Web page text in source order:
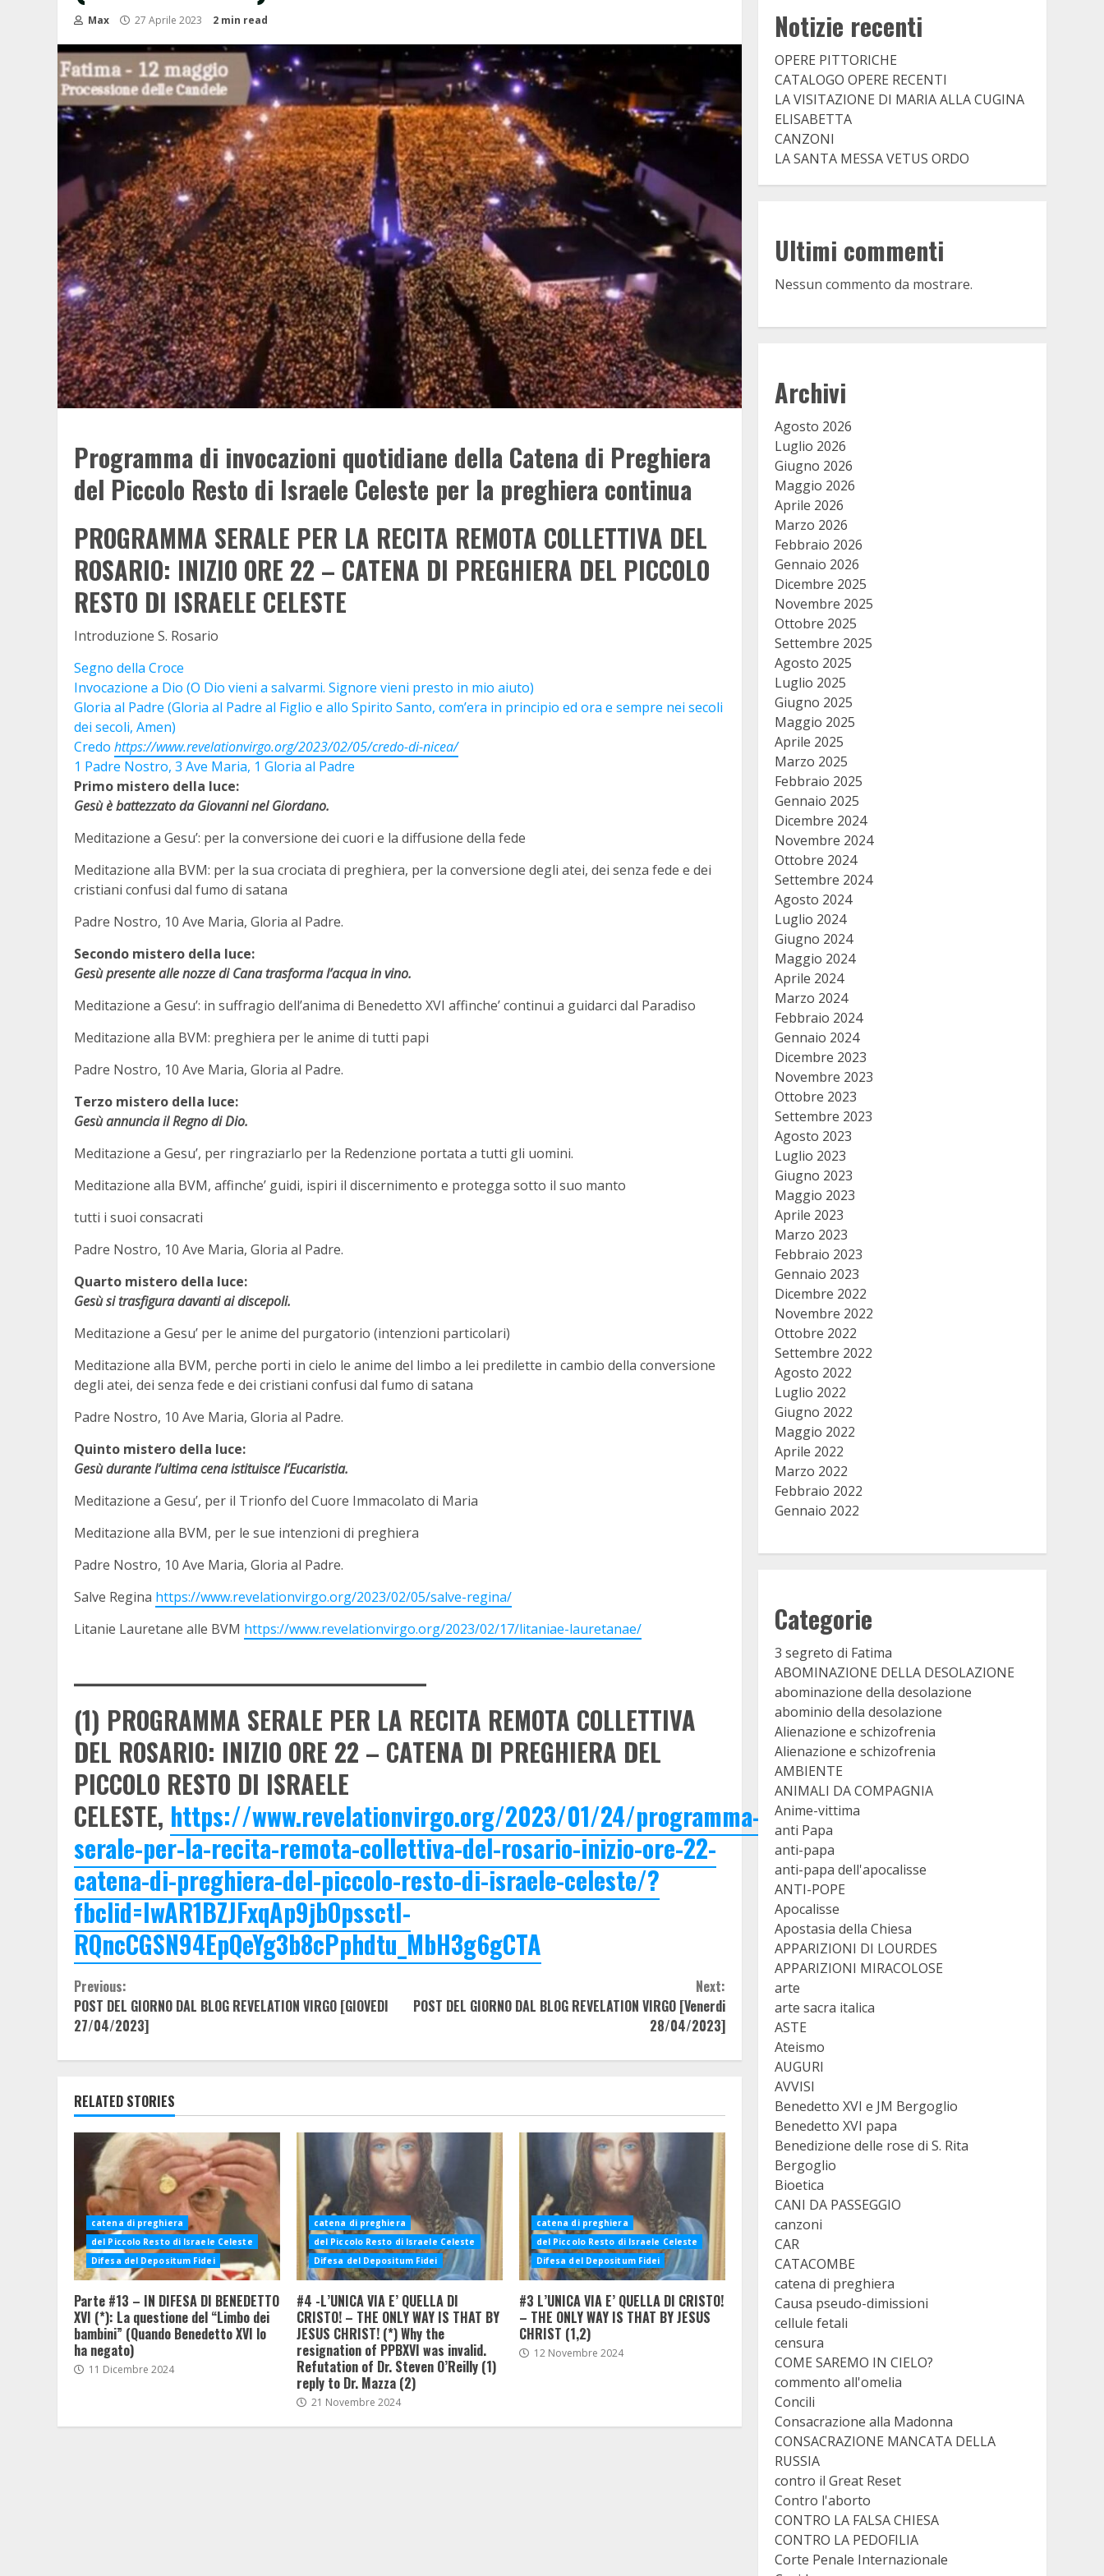
Max 27 Aprile 2023 2 min read
Programma di invocazioni quotidiane della Catena di Preghiera
del Piccolo Resto di Israele Celeste per la preghiera continua
PROGRAMMA SERALE PER LA RECITA REMOTA COLLETTIVA DEL
ROSARIO: INIZIO ORE 22 – CATENA DI PREGHIERA DEL PICCOLO
RESTO DI ISRAELE CELESTE
Introduzione S. Rosario
Segno della Croce
Invocazione a Dio (O Dio vieni a salvarmi. Signore vieni presto in mio aiuto)
Gloria al Padre (Gloria al Padre al Figlio e allo Spirito Santo, com’era in principio ed ora e sempre nei secoli
dei secoli, Amen)
Credo https://www.revelationvirgo.org/2023/02/05/credo-di-nicea/
1 Padre Nostro, 3 Ave Maria, 1 Gloria al Padre
Primo mistero della luce:
Gesù è battezzato da Giovanni nel Giordano.
Meditazione a Gesu’: per la conversione dei cuori e la diffusione della fede
Meditazione alla BVM: per la sua crociata di preghiera, per la conversione degli atei, dei senza fede e dei
cristiani confusi dal fumo di satana
Padre Nostro, 10 Ave Maria, Gloria al Padre.
Secondo mistero della luce:
Gesù presente alle nozze di Cana trasforma l’acqua in vino.
Meditazione a Gesu’: in suffragio dell’anima di Benedetto XVI affinche’ continui a guidarci dal Paradiso
Meditazione alla BVM: preghiera per le anime di tutti papi
Padre Nostro, 10 Ave Maria, Gloria al Padre.
Terzo mistero della luce:
Gesù annuncia il Regno di Dio.
Meditazione a Gesu’, per ringraziarlo per la Redenzione portata a tutti gli uomini.
Meditazione alla BVM, affinche’ guidi, ispiri il discernimento e protegga sotto il suo manto
tutti i suoi consacrati
Padre Nostro, 10 Ave Maria, Gloria al Padre.
Quarto mistero della luce:
Gesù si trasfigura davanti ai discepoli.
Meditazione a Gesu’ per le anime del purgatorio (intenzioni particolari)
Meditazione alla BVM, perche porti in cielo le anime del limbo a lei predilette in cambio della conversione
degli atei, dei senza fede e dei cristiani confusi dal fumo di satana
Padre Nostro, 10 Ave Maria, Gloria al Padre.
Quinto mistero della luce:
Gesù durante l’ultima cena istituisce l’Eucaristia.
Meditazione a Gesu’, per il Trionfo del Cuore Immacolato di Maria
Meditazione alla BVM, per le sue intenzioni di preghiera
Padre Nostro, 10 Ave Maria, Gloria al Padre.
Salve Regina https://www.revelationvirgo.org/2023/02/05/salve-regina/
Litanie Lauretane alle BVM https://www.revelationvirgo.org/2023/02/17/litaniae-lauretanae/
(1) PROGRAMMA SERALE PER LA RECITA REMOTA COLLETTIVA
DEL ROSARIO: INIZIO ORE 22 – CATENA DI PREGHIERA DEL
PICCOLO RESTO DI ISRAELE
CELESTE, https://www.revelationvirgo.org/2023/01/24/programma-
serale-per-la-recita-remota-collettiva-del-rosario-inizio-ore-22-
catena-di-preghiera-del-piccolo-resto-di-israele-celeste/?
fbclid=IwAR1BZJFxqAp9jbOpssctI-
RQncCGSN94EpQeYg3b8cPphdtu_MbH3g6gCTA
Continue
Reading
Previous:
POST DEL GIORNO DAL BLOG REVELATION VIRGO [GIOVEDI
27/04/2023]
Next:
POST DEL GIORNO DAL BLOG REVELATION VIRGO [Venerdi
28/04/2023]
RELATED STORIES
catena di preghiera
del Piccolo Resto di Israele Celeste
Difesa del Depositum Fidei
Parte #13 – IN DIFESA DI BENEDETTO
XVI (*): La questione del “Limbo dei
bambini” (Quando Benedetto XVI lo
ha negato)
11 Dicembre 2024
catena di preghiera
del Piccolo Resto di Israele Celeste
Difesa del Depositum Fidei
#4 -L’UNICA VIA E’ QUELLA DI
CRISTO! – THE ONLY WAY IS THAT BY
JESUS CHRIST! (*) Why the
resignation of PPBXVI was invalid.
Refutation of Dr. Steven O’Reilly (1)
reply to Dr. Mazza (2)
21 Novembre 2024
catena di preghiera
del Piccolo Resto di Israele Celeste
Difesa del Depositum Fidei
#3 L’UNICA VIA E’ QUELLA DI CRISTO!
– THE ONLY WAY IS THAT BY JESUS
CHRIST (1,2)
12 Novembre 2024
Notizie recenti
OPERE PITTORICHE
CATALOGO OPERE RECENTI
LA VISITAZIONE DI MARIA ALLA CUGINA
ELISABETTA
CANZONI
LA SANTA MESSA VETUS ORDO
Ultimi commenti
Nessun commento da mostrare.
Archivi
Agosto 2026
Luglio 2026
Giugno 2026
Maggio 2026
Aprile 2026
Marzo 2026
Febbraio 2026
Gennaio 2026
Dicembre 2025
Novembre 2025
Ottobre 2025
Settembre 2025
Agosto 2025
Luglio 2025
Giugno 2025
Maggio 2025
Aprile 2025
Marzo 2025
Febbraio 2025
Gennaio 2025
Dicembre 2024
Novembre 2024
Ottobre 2024
Settembre 2024
Agosto 2024
Luglio 2024
Giugno 2024
Maggio 2024
Aprile 2024
Marzo 2024
Febbraio 2024
Gennaio 2024
Dicembre 2023
Novembre 2023
Ottobre 2023
Settembre 2023
Agosto 2023
Luglio 2023
Giugno 2023
Maggio 2023
Aprile 2023
Marzo 2023
Febbraio 2023
Gennaio 2023
Dicembre 2022
Novembre 2022
Ottobre 2022
Settembre 2022
Agosto 2022
Luglio 2022
Giugno 2022
Maggio 2022
Aprile 2022
Marzo 2022
Febbraio 2022
Gennaio 2022
Categorie
3 segreto di Fatima
ABOMINAZIONE DELLA DESOLAZIONE
abominazione della desolazione
abominio della desolazione
Alienazione e schizofrenia
Alienazione e schizofrenia
AMBIENTE
ANIMALI DA COMPAGNIA
Anime-vittima
anti Papa
anti-papa
anti-papa dell'apocalisse
ANTI-POPE
Apocalisse
Apostasia della Chiesa
APPARIZIONI DI LOURDES
APPARIZIONI MIRACOLOSE
arte
arte sacra italica
ASTE
Ateismo
AUGURI
AVVISI
Benedetto XVI e JM Bergoglio
Benedetto XVI papa
Benedizione delle rose di S. Rita
Bergoglio
Bioetica
CANI DA PASSEGGIO
canzoni
CAR
CATACOMBE
catena di preghiera
Causa pseudo-dimissioni
cellule fetali
censura
COME SAREMO IN CIELO?
commento all'omelia
Concili
Consacrazione alla Madonna
CONSACRAZIONE MANCATA DELLA
RUSSIA
contro il Great Reset
Contro l'aborto
CONTRO LA FALSA CHIESA
CONTRO LA PEDOFILIA
Corte Penale Internazionale